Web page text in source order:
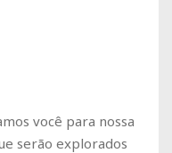
você para nossa
serão explorados